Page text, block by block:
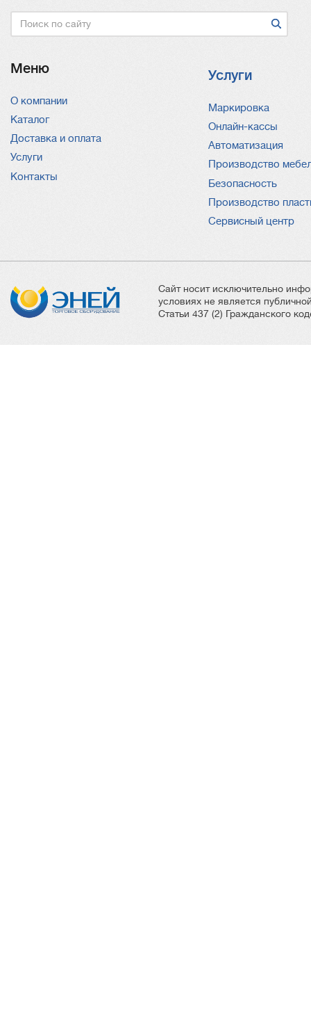
Поиск
Меню
О компании
Каталог
Доставка и оплата
Услуги
Контакты
Услуги
Услуги
Маркировка
Онлайн-кассы
Автоматизация
Производство
Безопасность
Производство
Сервисный центр
Сайт носит исключительно
условиях не является
Статьи 437 (2) Гражданского